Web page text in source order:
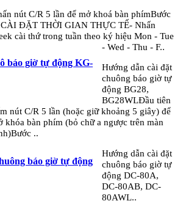
báo giờ tự động KG-
nút C/R 5 lần để mở khoá bàn phímBước
ĐẶT THỜI GIAN THỰC TẾ- Nhấn
cài thứ trong tuần theo ký hiệu Mon - Tue
- Wed - Thu - F..
báo giờ tự động
Hướng dẫn cài đặt
chuông báo giờ tự
động BG28,
BG28WLĐầu tiên
nút C/R 5 lần (hoặc giữ khoảng 5 giây) để
khóa bàn phím (bỏ chữ a ngược trên màn
..
Hướng dẫn cài đặt
chuông báo giờ tự
động DC-80A,
DC-80AB, DC-
80AWL..